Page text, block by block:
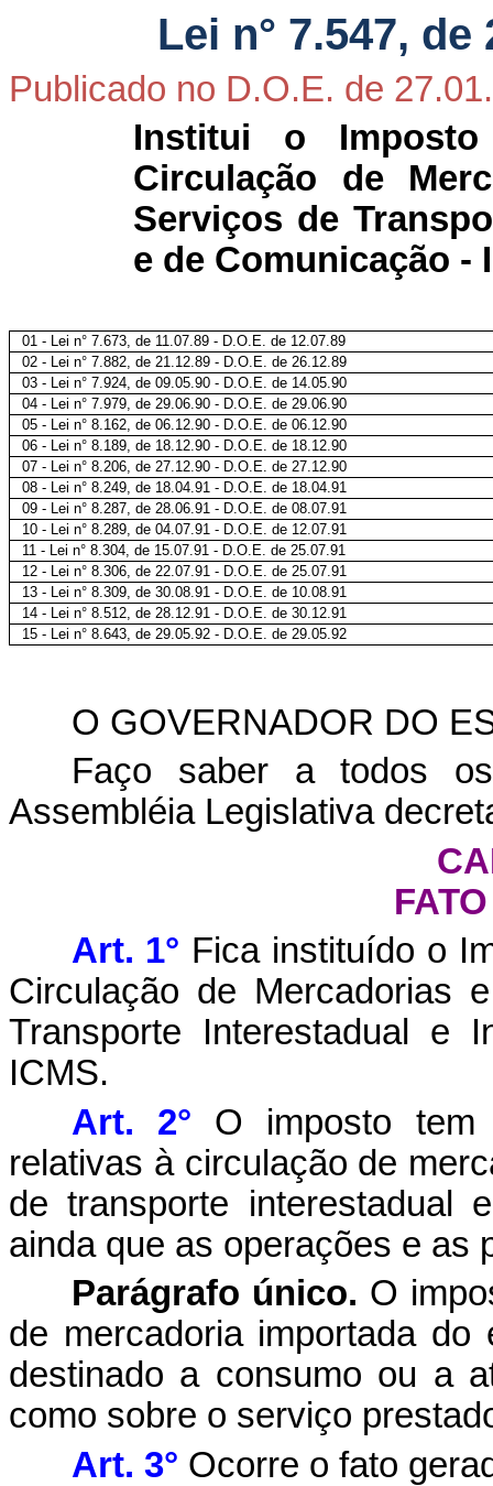
Lei n° 7.547,
Publicado no D.O.E. de
Institui o Imposto
Circulação de
Serviços de
e de Comunicação -
01 - Lei n° 7.673, de 11.07.89 - D.O.E. de 12.07.89
02 - Lei n° 7.882, de 21.12.89 - D.O.E. de 26.12.89
03 - Lei n° 7.924, de09.05.90 - D.O.E. de 14.05.90
04 - Lei n° 7.979, de 29.06.90 - D.O.E. de 29.06.90
05 - Lei n° 8.162, de06.12.90 - D.O.E. de06.12.90
06 - Lei n° 8.189, de 18.12.90 - D.O.E. de 18.12.90
07 - Lei n° 8.206, de 27.12.90 - D.O.E. de 27.12.90
08 - Lei n° 8.249, de 18.04.91 - D.O.E. de 18.04.91
09 - Lei n° 8.287, de 28.06.91 - D.O.E. de08.07.91
10 - Lei n° 8.289, de04.07.91 - D.O.E. de 12.07.91
11 - Lei n° 8.304, de 15.07.91 - D.O.E. de 25.07.91
12 - Lei n° 8.306, de 22.07.91 - D.O.E. de 25.07.91
13 - Lei n° 8.309, de30.08.91 - D.O.E. de 10.08.91
14 - Lei n° 8.512, de 28.12.91 - D.O.E. de30.12.91
15 - Lei n° 8.643, de 29.05.92 - D.O.E. de 29.05.92
O GOVERNADOR DO
Faço saber a todos
Assembléia Legislativa
Art. 1° Fica instituído o
Circulação de Mercadorias
Transporte Interestadual e
ICMS.
Art. 2° O imposto tem
relativas à circulação de
de transporte interestadual
ainda que as operações e as
Parágrafo único. O
de mercadoria importada
destinado a consumo ou a
como sobre o serviço
Art. 3° Ocorre o fato